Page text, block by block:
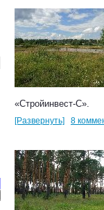
«Стройинвест-С».
[Развернуть] 8